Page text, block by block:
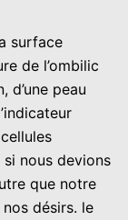
surface
de l’ombilic
d’une peau
nous devions
que notre
désirs. le